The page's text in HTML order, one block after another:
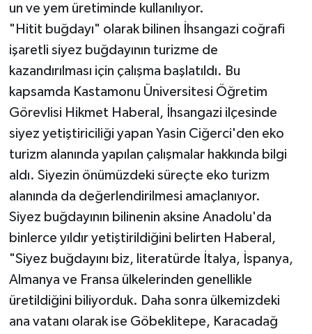
un ve yem üretiminde kullanılıyor.
"Hitit buğdayı" olarak bilinen İhsangazi coğrafi
işaretli siyez buğdayının turizme de
kazandırılması için çalışma başlatıldı. Bu
kapsamda Kastamonu Üniversitesi Öğretim
Görevlisi Hikmet Haberal, İhsangazi ilçesinde
siyez yetiştiriciliği yapan Yasin Ciğerci'den eko
turizm alanında yapılan çalışmalar hakkında bilgi
aldı. Siyezin önümüzdeki süreçte eko turizm
alanında da değerlendirilmesi amaçlanıyor.
Siyez buğdayının bilinenin aksine Anadolu'da
binlerce yıldır yetiştirildiğini belirten Haberal,
"Siyez buğdayını biz, literatürde İtalya, İspanya,
Almanya ve Fransa ülkelerinden genellikle
üretildiğini biliyorduk. Daha sonra ülkemizdeki
ana vatanı olarak ise Göbeklitepe, Karacadağ